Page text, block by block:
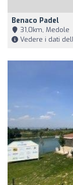
Benaco Padel
31,0km, Medole
Vedere i dati